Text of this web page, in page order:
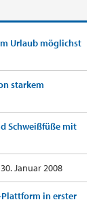
Urlaub möglichst
starkem
Schweißfüße mit
30. Januar 2008
in erster